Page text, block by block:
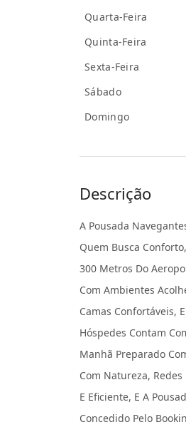
Quarta-Feira
Quinta-Feira
Sexta-Feira
Sábado
Domingo
Descrição
A Pousada
Quem Busca
300 Metros Do
Com Ambientes
Camas Confortáveis,
Hóspedes Contam
Manhã Preparado
Com Natureza,
E Eficiente, E A
Concedido Pelo